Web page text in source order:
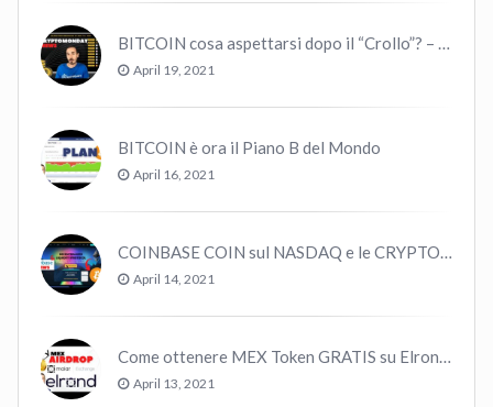
BITCOIN cosa aspettarsi dopo il “Crollo”? – CryptoMonday NEWS w16/’21
April 19, 2021
BITCOIN è ora il Piano B del Mondo
April 16, 2021
COINBASE COIN sul NASDAQ e le CRYPTO volano!
April 14, 2021
Come ottenere MEX Token GRATIS su Elrond ?
April 13, 2021